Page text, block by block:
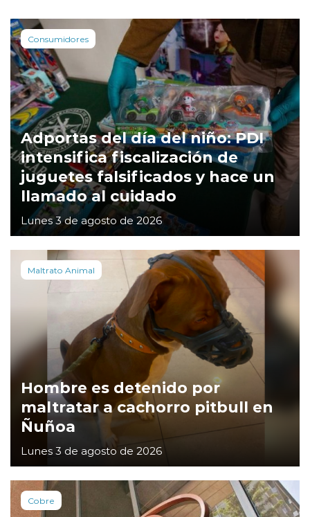
Consumidores
Adportas del día del niño: PDI
intensifica fiscalización de
juguetes falsificados y hace un
llamado al cuidado
Lunes 3 de agosto de 2026
Maltrato Animal
Hombre es detenido por
maltratar a cachorro pitbull en
Ñuñoa
Lunes 3 de agosto de 2026
Cobre